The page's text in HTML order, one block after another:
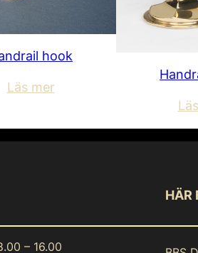
hook
Läs mer
– 16.00
HÄR